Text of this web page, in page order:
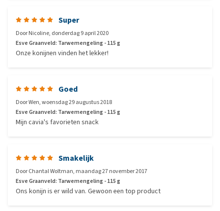
Super
DoorNicoline, donderdag 9 april 2020
Esve Graanveld: Tarwemengeling - 115 g
Onze konijnen vinden het lekker!
Goed
DoorWen,woensdag 29 augustus 2018
Esve Graanveld: Tarwemengeling - 115 g
Mijn cavia's favorieten snack
Smakelijk
DoorChantal Woltman, maandag 27 november 2017
Esve Graanveld: Tarwemengeling - 115 g
Ons konijn is er wild van. Gewoon een top product